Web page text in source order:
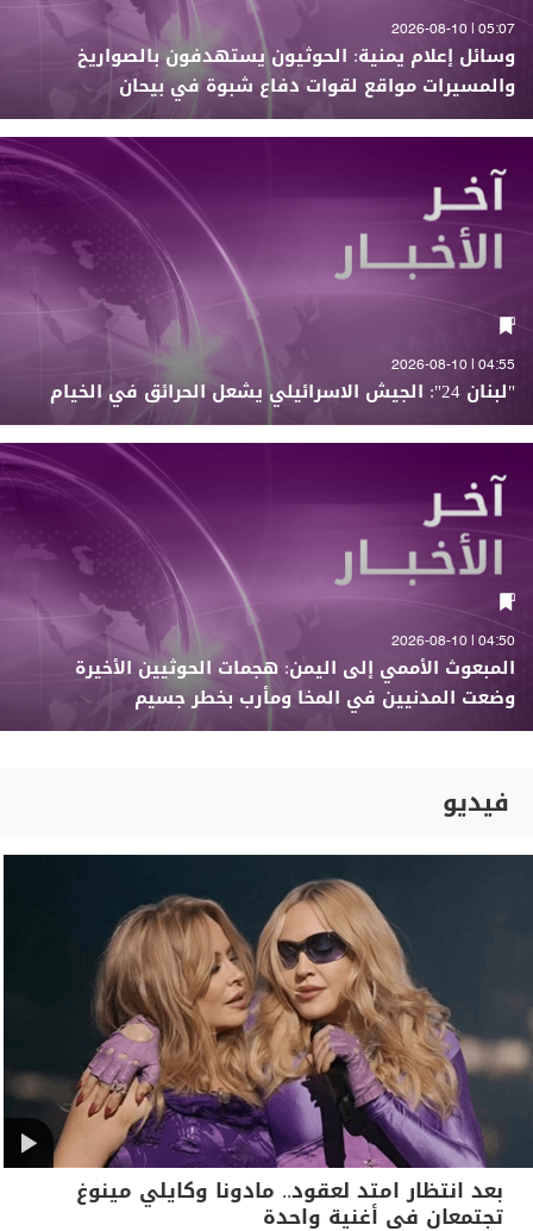
05:07 | 2026-08-10
وسائل إعلام يمنية: الحوثيون يستهدفون بالصواريخ
والمسيرات مواقع لقوات دفاع شبوة في بيحان
04:55 | 2026-08-10
"لبنان 24": الجيش الاسرائيلي يشعل الحرائق في الخيام
04:50 | 2026-08-10
المبعوث الأممي إلى اليمن: هجمات الحوثيين الأخيرة
وضعت المدنيين في المخا ومأرب بخطر جسيم
فيديو
بعد انتظار امتد لعقود.. مادونا وكايلي مينوغ
تجتمعان في أغنية واحدة